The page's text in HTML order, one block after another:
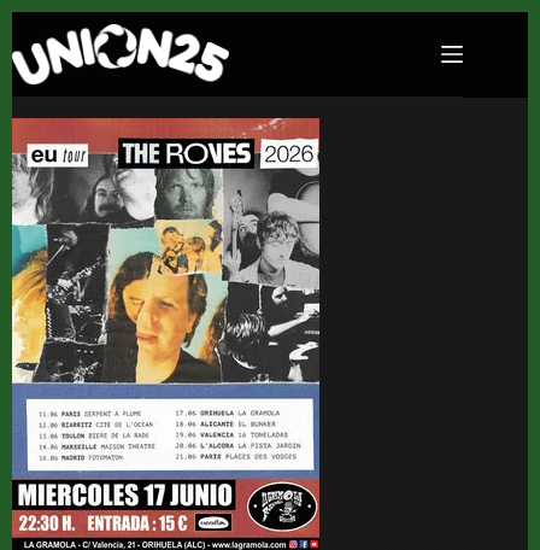
Concierto de The Roves en La Gramola
(Orihuela) · 17 de junio, 2026